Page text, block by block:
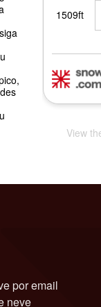
View
por email
neve